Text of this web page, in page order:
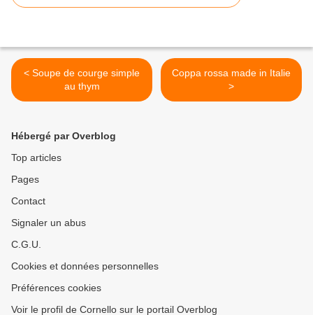
< Soupe de courge simple
au thym
Coppa rossa made in Italie
>
Hébergé par Overblog
Top articles
Pages
Contact
Signaler un abus
C.G.U.
Cookies et données personnelles
Préférences cookies
Voir le profil de Cornello sur le portail Overblog